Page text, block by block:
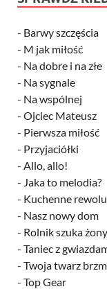
- Barwy szczęścia
- M jak miłość
- Na dobre i na złe
- Na sygnale
- Na wspólnej
- Ojciec Mateusz
- Pierwsza miłość
- Przyjaciółki
- Allo, allo!
- Jaka to melodia?
- Kuchenne
- Nasz nowy dom
- Rolnik szuka
- Taniec z
- Twoja twarz
- Top Gear